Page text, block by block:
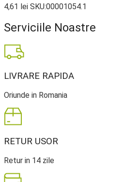
4,61 lei SKU:00001054.1
Serviciile Noastre
LIVRARE RAPIDA
Oriunde in Romania
RETUR USOR
Retur in 14 zile